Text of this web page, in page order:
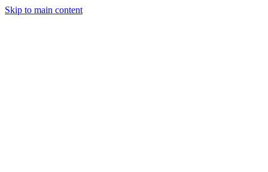
Skip to main content